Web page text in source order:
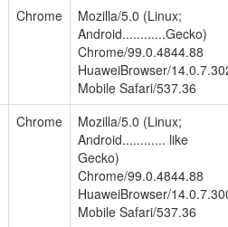
Chrome
Mozilla/5.0 (Linux;
Android............Gecko)
Chrome/99.0.4844.88
HuaweiBrowser/
Mobile Safari/537.36
Chrome
Mozilla/5.0 (Linux;
Android............ like
Gecko)
Chrome/99.0.4844.88
HuaweiBrowser/
Mobile Safari/537.36